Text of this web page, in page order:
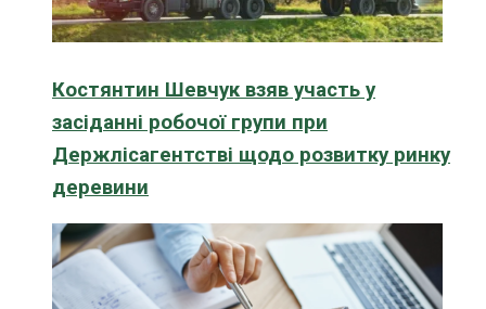
Костянтин Шевчук взяв участь у
засіданні робочої групи при
Держлісагентстві щодо розвитку ринку
деревини